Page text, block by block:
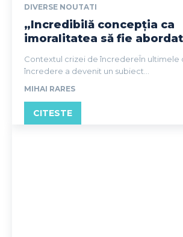
DIVERSE NOUTATI
„Incredibilă concepția ca
imoralitatea să fie
Contextul crizei de încredereÎn ultimele
încredere a devenit un subiect...
MIHAI RARES
CITESTE